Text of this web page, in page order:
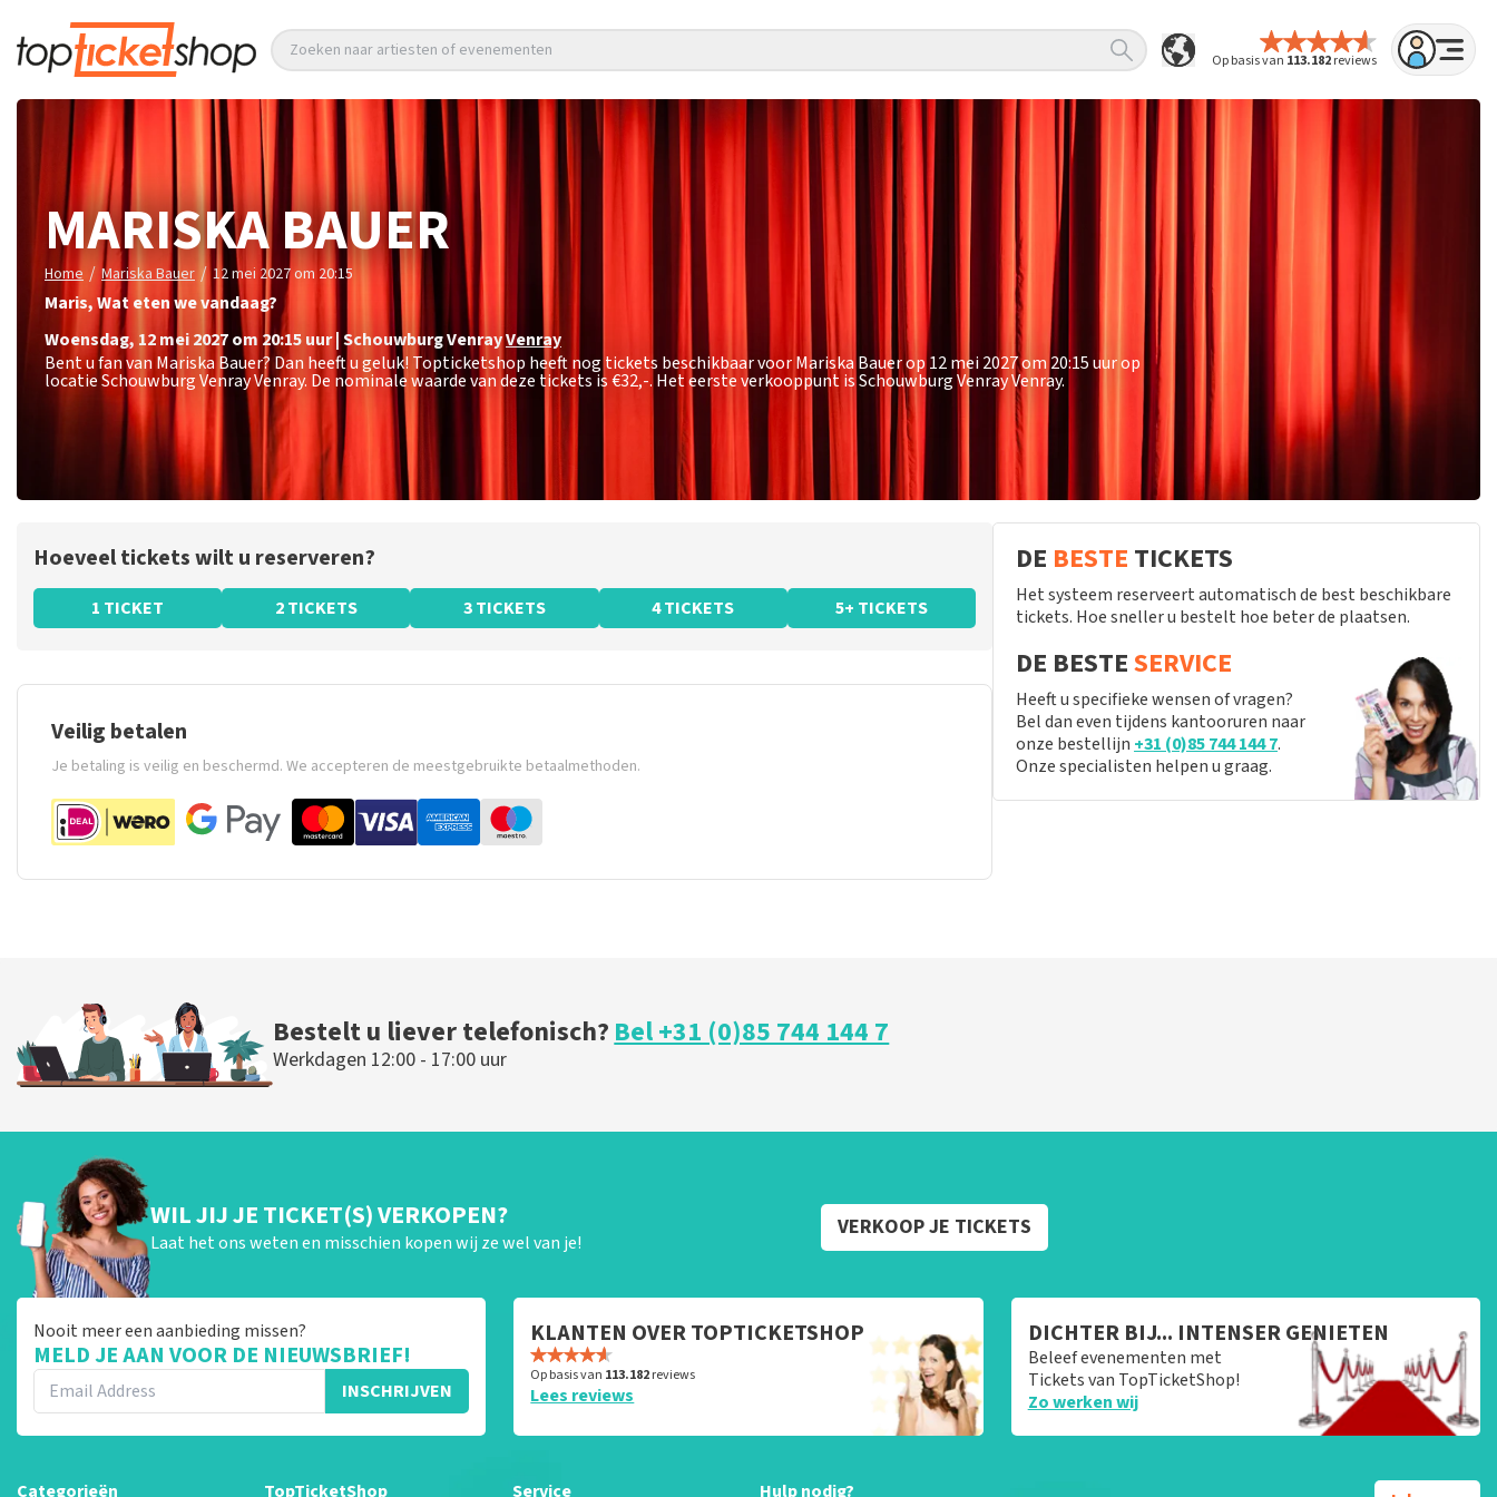
Op basis van 113.182reviews
Zoeken naar artiesten of evenementen
MARISKA BAUER
Home / Mariska Bauer / 12 mei 2027 om 20:15
Maris, Wat eten we vandaag?
woensdag, 12 mei 2027 om 20:15uur|Schouwburg VenrayVenray
Bent u fan van Mariska Bauer? Dan heeft u geluk! Topticketshop heeft nog tickets beschikbaar voor Mariska Bauer op 12 mei 2027 om 20:15 uur op
locatie Schouwburg Venray Venray. De nominale waarde van deze tickets is€32,-. Het eerste verkooppunt is Schouwburg Venray Venray.
Hoeveel tickets wilt u reserveren?
1 TICKET 2 TICKETS 3 TICKETS 4 TICKETS 5+ TICKETS
Veilig betalen
Je betaling is veilig en beschermd. We accepteren de meestgebruikte betaalmethoden.
DE BESTE TICKETS
Het systeem reserveert automatisch de best beschikbare
tickets. Hoe sneller u bestelt hoe beter de plaatsen.
DE BESTESERVICE
Heeft u specifieke wensen of vragen?
Bel dan even tijdens kantooruren naar
onze bestellijn +31 (0)85 744 144 7.
Onze specialisten helpen u graag.
Bestelt u liever telefonisch?Bel +31 (0)85 744 144 7
Werkdagen 12:00 - 17:00 uur
WIL JIJ JE TICKET(S) VERKOPEN?
Laat het ons weten en misschien kopen wij ze wel van je!
VERKOOP JE TICKETS
Nooit meer een aanbieding missen?
MELD JE AAN VOOR DE NIEUWSBRIEF!
INSCHRIJVEN
KLANTEN OVER TOPTICKETSHOP
Op basis van 113.182reviews
Lees reviews
DICHTER BIJ... INTENSER GENIETEN
Beleef evenementen met
Tickets van TopTicketShop!
Zo werken wij
Categorieën TopTicketShop Service Hulp nodig?